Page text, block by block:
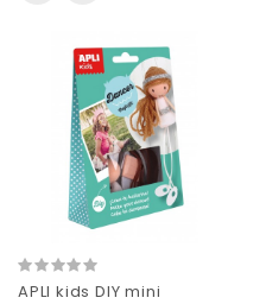
APLI kids DIY mini